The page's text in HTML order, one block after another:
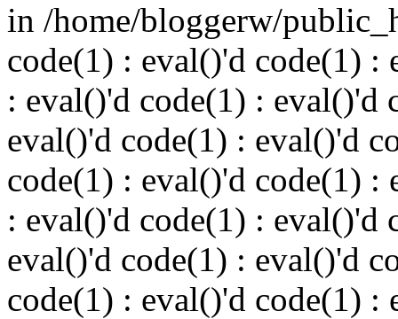
in /home/bloggerw/
code(1) : eval()'d code(1) :
: eval()'d code(1) : eval()'d
eval()'d code(1) : eval()'d
code(1) : eval()'d code(1) :
: eval()'d code(1) : eval()'d
eval()'d code(1) : eval()'d
code(1) : eval()'d code(1) :